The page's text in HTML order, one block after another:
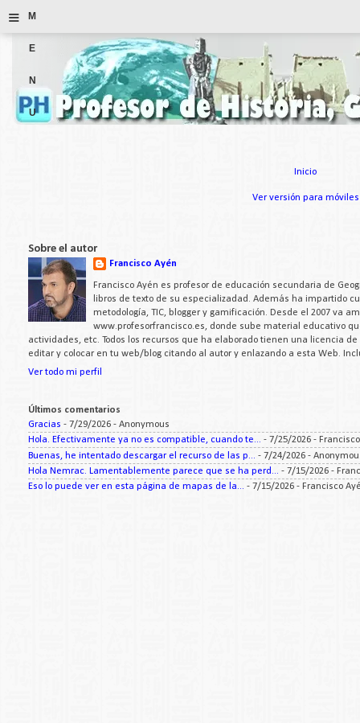
≡ M
E
N
U
Inicio
Ver versión para móviles
Sobre el autor
Francisco Ayén
Francisco Ayén es profesor de educación secundaria de
libros de texto de su especializadad. Además ha impartido
metodología, TIC, blogger y gamificación. Desde el 2007 va
www.profesorfrancisco.es, donde sube material educativo
actividades, etc. Todos los recursos que ha elaborado tienen una licencia
editar y colocar en tu web/blog citando al autor y enlazando a esta Web.
Ver todo mi perfil
Últimos comentarios
Gracias - 7/29/2026 - Anonymous
Hola. Efectivamente ya no es compatible, cuando te... - 7/25/2026 -
Buenas, he intentado descargar el recurso de las p... - 7/24/2026 -
Hola Nemrac. Lamentablemente parece que se ha perd... - 7/15/2026 -
Eso lo puede ver en esta página de mapas de la... - 7/15/2026 - Francisco